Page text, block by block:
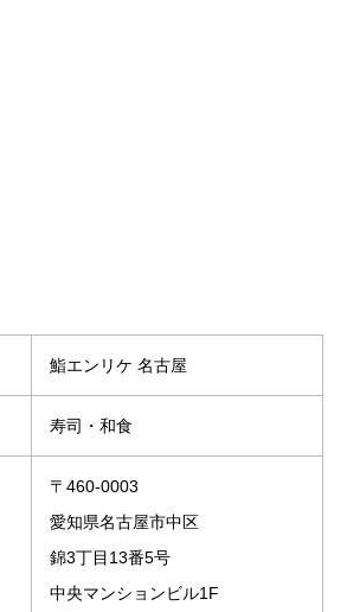
鮨エンリケ 名古屋
寿司・和食
〒460-0003
愛知県名古屋市中区
錦3丁目13番5号
中央マンションビル1F